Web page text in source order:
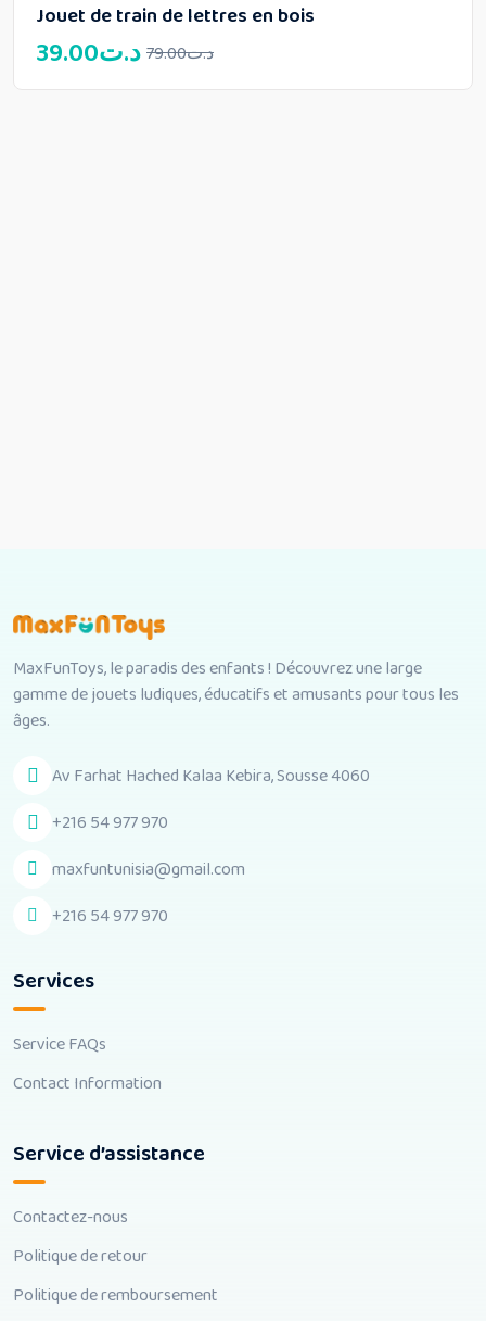
Jouet de train de lettres en bois
د.ت79.00
Le
prix
د.ت39.00
Le
prix
MaxFunToys, le paradis des enfants ! Découvrez une large
gamme de jouets ludiques, éducatifs et amusants pour tous les
âges.
Av Farhat Hached Kalaa Kebira, Sousse 4060
+216 54 977 970
maxfuntunisia@gmail.com
+216 54 977 970
Services
Service FAQs
Contact Information
Service d’assistance
Contactez-nous
Politique de retour
Politique de remboursement